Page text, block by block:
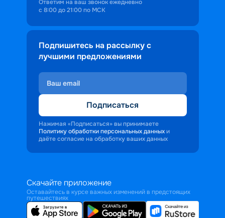
Ответим на ваш звонок ежедневно
с 8:00 до 21:00 по МСК
Подпишитесь на рассылку с
лучшими предложениями
Подписаться
Нажимая «Подписаться» вы принимаете
Политику обработки персональных данных и
даёте согласие на обработку ваших данных
Скачайте приложение
Оставайтесь в курсе важных изменений в предстоящих
путешествиях